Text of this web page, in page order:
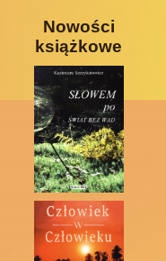
Nowości
książkowe